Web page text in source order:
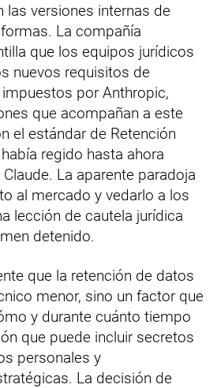
las versiones internas de
La compañía
que los equipos jurídicos
nuevos requisitos de
por Anthropic,
que acompañan a este
el estándar de Retención
regido hasta ahora
La aparente paradoja
al mercado y vedarlo a los
lección de cautela jurídica
detenido.
que la retención de datos
menor, sino un factor que
y durante cuánto tiempo
que puede incluir secretos
personales y
La decisión de